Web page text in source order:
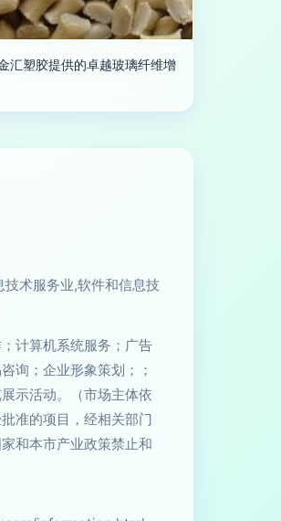
汇塑胶提供的卓越玻璃纤维增
术服务业,软件和信息技
计算机系统服务；广告
询；企业形象策划；；
示活动。（市场主体依
准的项目，经相关部门
和本市产业政策禁止和